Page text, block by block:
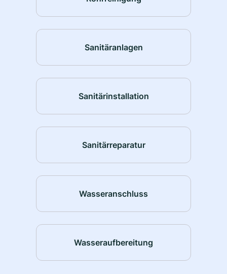
Sanitäranlagen
Sanitärinstallation
Sanitärreparatur
Wasseranschluss
Wasseraufbereitung